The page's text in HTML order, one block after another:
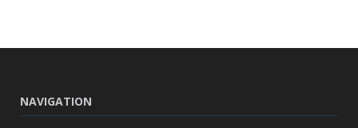
NAVIGATION